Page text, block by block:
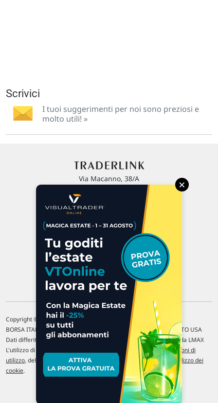
Scrivici
I tuoi suggerimenti per noi sono preziosi e
molto utili! »
Via Macanno, 38/A
P.IVA 02 452 460 401
Chi siamo
Commenti e segnalazioni
Contattaci
Copyright © 1996-2026 Traderlink Italia s.r.l.
BORSA ITALIANA Quotazioni di borsa differite di 15 min. / MERCATO USA
Dati differiti di 15 min. (fonte Intrinio) / FOREX Quotazioni fornite da LMAX
L'utilizzo di questo sito implica l'accettazione delle nostre Condizioni di
utilizzo, del Disclaimer MAR, delle Politiche sulla privacye dell' Utilizzo dei
cookie.
×